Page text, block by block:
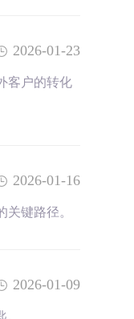
2026-01-23
客户的转化
2026-01-16
键路径。
2026-01-09